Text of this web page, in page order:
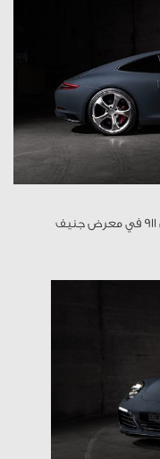
ستكشف TechArt عن تعديلاتها لفئات بورش 911 في معرض جنيف